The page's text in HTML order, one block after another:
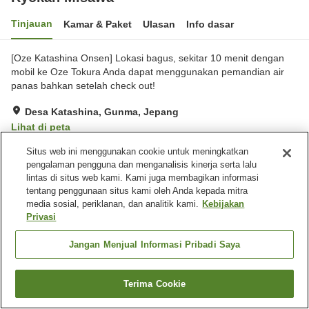
Tinjauan Kamar & Paket Ulasan Info dasar
[Oze Katashina Onsen] Lokasi bagus, sekitar 10 menit dengan
mobil ke Oze Tokura Anda dapat menggunakan pemandian air
panas bahkan setelah check out!
Desa Katashina, Gunma, Jepang
Lihat di peta
Fasilitas properti
Restoran
Mesin penjual otomatis
Ruang rapat
Aula perjamuan
Cari kamar
Situs web ini menggunakan cookie untuk meningkatkan
pengalaman pengguna dan menganalisis kinerja serta lalu
lintas di situs web kami. Kami juga membagikan informasi
tentang penggunaan situs kami oleh Anda kepada mitra
media sosial, periklanan, dan analitik kami. Kebijakan
Privasi
Jangan Menjual Informasi Pribadi Saya
Terima Cookie